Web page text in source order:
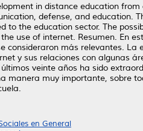
in distance education
defense, and education.
to the education sector. The
use of internet. Resumen. En
consideraron más relevantes.
y sus relaciones con algunas
veinte años ha sido
manera muy importante, sobre
en General